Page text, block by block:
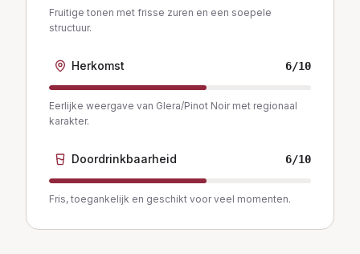
Fruitige tonen met frisse zuren en een soepele
structuur.
Herkomst 6/10
Eerlijke weergave van Glera/Pinot Noir met regionaal
karakter.
Doordrinkbaarheid 6/10
Fris, toegankelijk en geschikt voor veel momenten.